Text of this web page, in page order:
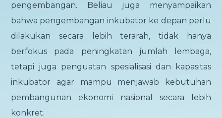
pengembangan. Beliau juga menyampaikan
bahwa pengembangan inkubator ke depan perlu
dilakukan secara lebih terarah, tidak hanya
berfokus pada peningkatan jumlah lembaga,
tetapi juga penguatan spesialisasi dan kapasitas
inkubator agar mampu menjawab kebutuhan
pembangunan ekonomi nasional secara lebih
konkret.